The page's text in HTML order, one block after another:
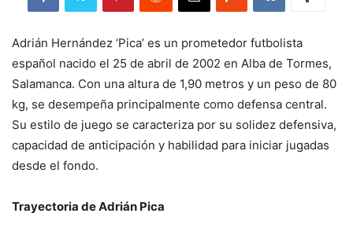
Adrián Hernández ‘Pica’ es un prometedor futbolista
español nacido el 25 de abril de 2002 en Alba de Tormes,
Salamanca. Con una altura de 1,90 metros y un peso de 80
kg, se desempeña principalmente como defensa central.
Su estilo de juego se caracteriza por su solidez defensiva,
capacidad de anticipación y habilidad para iniciar jugadas
desde el fondo.
Trayectoria de Adrián Pica